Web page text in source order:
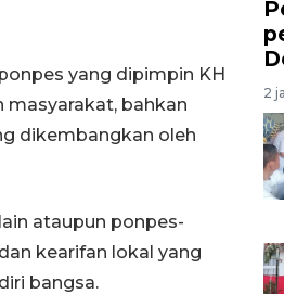
yang dipimpin KH
masyarakat, bahkan
dikembangkan oleh
ataupun ponpes-
kearifan lokal yang
bangsa.
2